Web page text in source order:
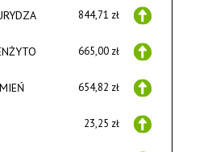
844,71 zł
665,00 zł
654,82 zł
23,25 zł